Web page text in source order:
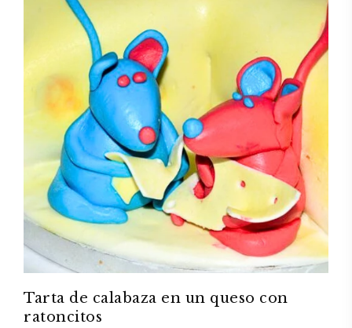
Tarta de calabaza en un queso con
ratoncitos